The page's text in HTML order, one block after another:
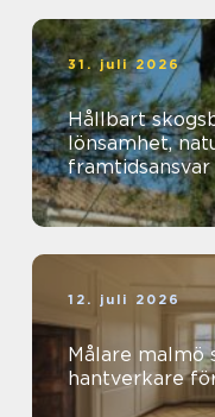
31. juli 2026
Hållbart skogsbruk så
lönsamhet,
framtidsansvar
12. juli 2026
Målare malmö så väljer du rätt
hantverkare